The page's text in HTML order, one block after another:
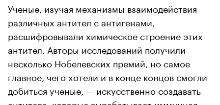
Ученые, изучая механизмы взаимодействия
различных антител с антигенами,
расшифровывали химическое строение этих
антител. Авторы исследований получили
несколько Нобелевских премий, но самое
главное, чего хотели и в конце концов смогли
добиться ученые, — искусственно создавать